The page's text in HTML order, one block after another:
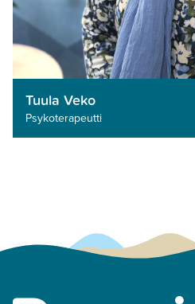
Tuula Veko
Psykoterapeutti­